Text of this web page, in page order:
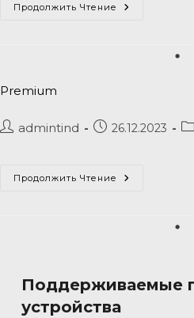
Продолжить Чтение
Premium
admintind 26.12.2023
Продолжить Чтение
Поддерживаемые
устройства